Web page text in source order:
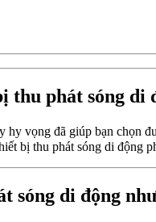
thu phát sóng di
hy vọng đã giúp bạn chọn
bị thu phát sóng di động
sóng di động